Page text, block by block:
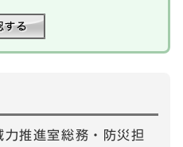
力推進室総務・防災担